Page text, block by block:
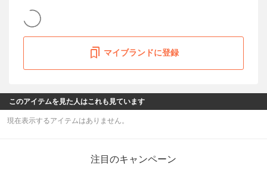
マイブランドに登録
このアイテムを見た人はこれも見ています
現在表示するアイテムはありません。
注目のキャンペーン